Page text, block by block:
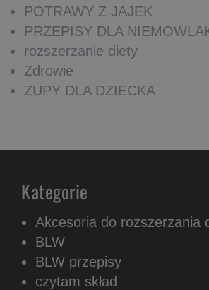
POTRAWY Z JAJEK
PRZEPISY DLA
rozszerzanie diety
Zdrowie
ZUPY DLA DZIECKA
Kategorie
Akcesoria do rozszerzania
BLW
BLW przepisy
czytam skład